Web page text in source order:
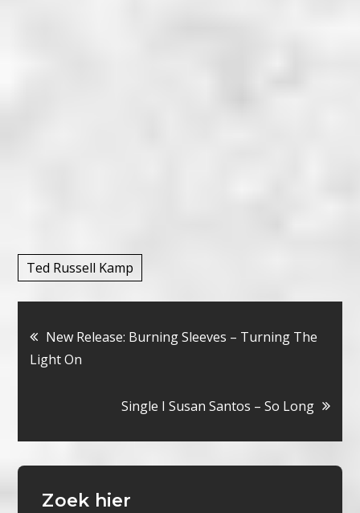
Ted Russell Kamp
Bericht
navigatie
New Release: Burning Sleeves – Turning The
Light On
Single I Susan Santos – So Long
Zoek hier